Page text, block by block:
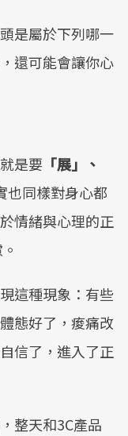
是屬於下列哪一
還可能會讓你心
是要 「展」、
也同樣對身心都
情緒與心理的正
這種現象：有些
態好了，痠痛改
信了，進入了正
整天和3C產品